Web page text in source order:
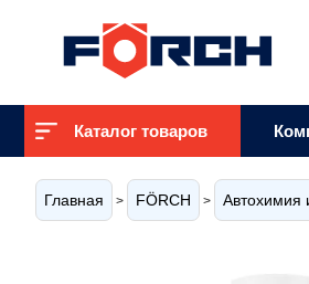
Каталог товаров
Главная > FÖRCH > Автохимия